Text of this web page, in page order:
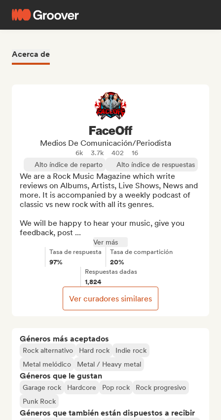
Acerca de
Géneros más aceptados
Rock alternativo Hard rock
Indie rock
Metal melódico
Metal / Heavy metal
Géneros que le gustan
Garage rock Hardcore Pop rock
Rock progresivo
Punk Rock
Géneros que también están dispuestos a recibir
FaceOff
Medios De Comunicación/Periodista
6k 3.7k 402
16
Alto índice de reparto
Alto índice de respuestas
We are a Rock Music Magazine which write
reviews on Albums, Artists, Live Shows, News and
more. It is accompanied by a weekly podcast of
classic vs new rock with all its genres.
We will be happy to hear your music, give you
feedback, post ...
Ver más
Tasa de respuesta
97%
Tasa de compartición
20%
Respuestas dadas
1,824
Ver curadores similares